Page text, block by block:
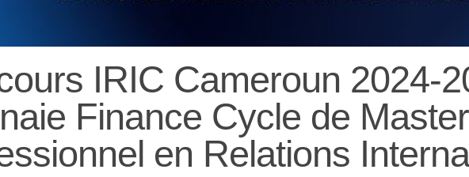
IRIC Cameroun 2024-
Finance Cycle de Master
en Relations